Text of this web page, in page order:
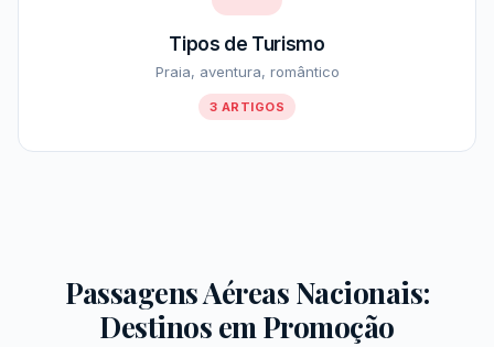
Tipos de Turismo
Praia, aventura, romântico
3 ARTIGOS
Passagens Aéreas Nacionais:
Destinos em Promoção